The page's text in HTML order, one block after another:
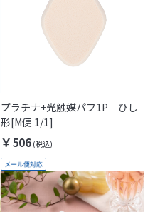
プラチナ+光触媒パフ1P ひし
形[M便 1/1]
￥506